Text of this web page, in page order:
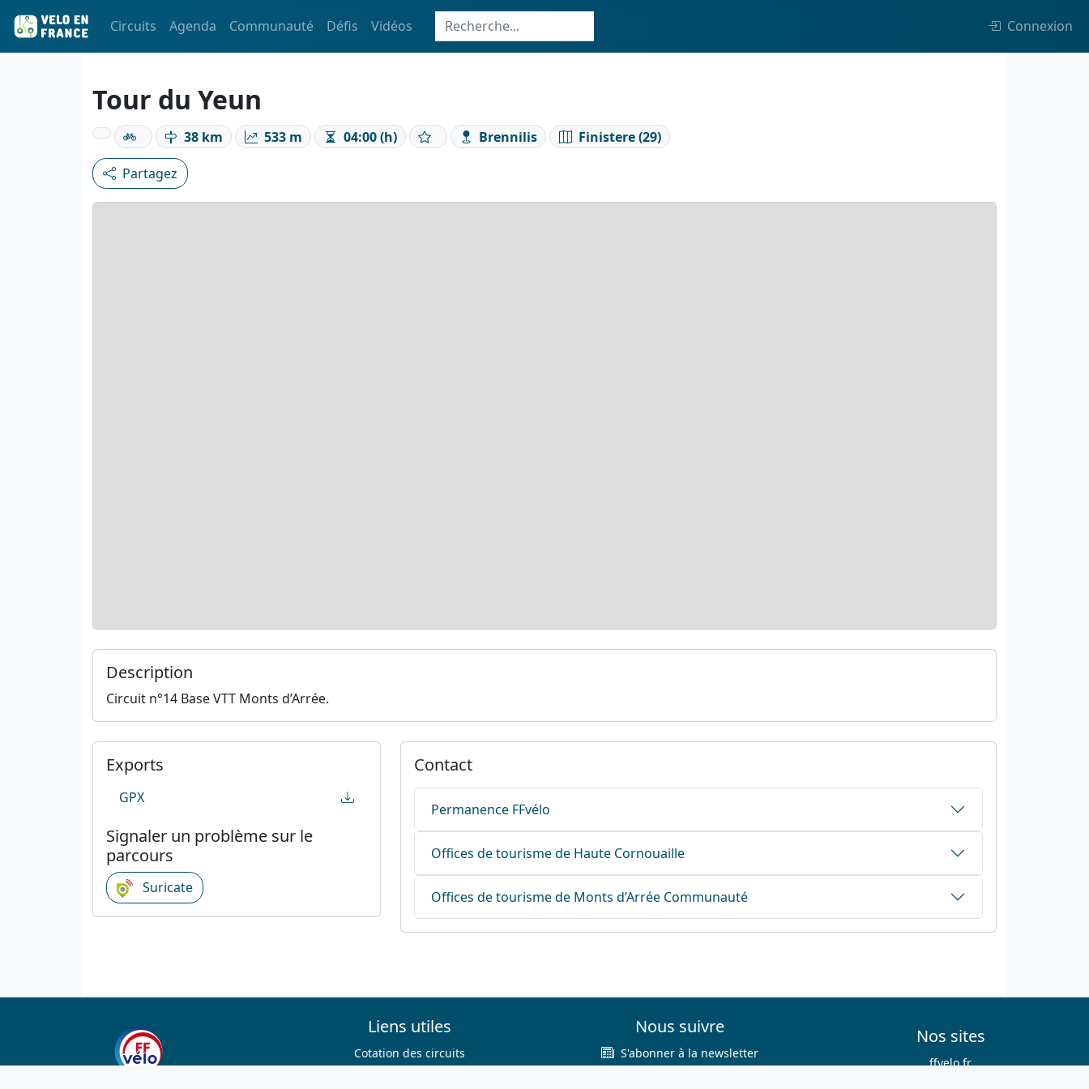
Circuits Agenda Communauté Défis Vidéos Connexion
Tour du Yeun
38 km 533 m 04:00 (h) Brennilis Finistere (29)
Partagez
Description
Circuit n°14 Base VTT Monts d’Arrée.
Exports
GPX
Signaler un problème sur le
parcours
Suricate
Contact
Permanence FFvélo
Offices de tourisme de Haute Cornouaille
Offices de tourisme de Monts d’Arrée Communauté
Liens utiles
Cotation des circuits
Nous suivre
S'abonner à la newsletter
Nos sites
ffvelo.fr